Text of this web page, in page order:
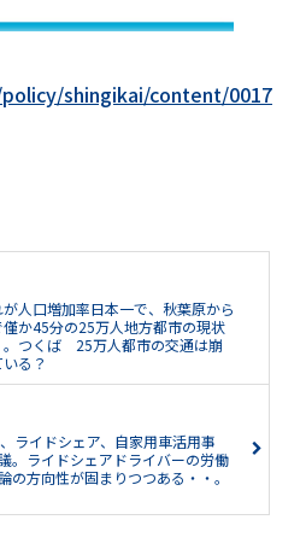
shingikai/content/0017
が人口増加率日本一で、秋葉原から
僅か45分の25万人地方都市の現状
。つくば 25万人都市の交通は崩
る？
ライドシェア、自家用車活用事
。ライドシェアドライバーの労働
の方向性が固まりつつある・・。